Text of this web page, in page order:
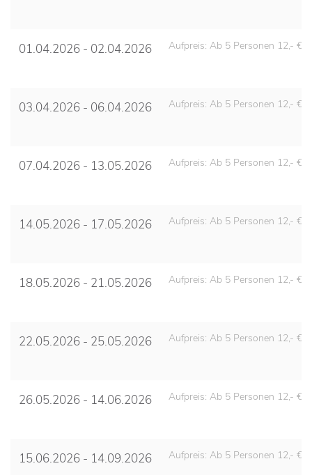
01.04.2026 - 02.04.2026 Aufpreis: Ab 5 Personen 12,- €
03.04.2026 - 06.04.2026 Aufpreis: Ab 5 Personen 12,- €
07.04.2026 - 13.05.2026 Aufpreis: Ab 5 Personen 12,- €
14.05.2026 - 17.05.2026 Aufpreis: Ab 5 Personen 12,- €
18.05.2026 - 21.05.2026 Aufpreis: Ab 5 Personen 12,- €
22.05.2026 - 25.05.2026 Aufpreis: Ab 5 Personen 12,- €
26.05.2026 - 14.06.2026 Aufpreis: Ab 5 Personen 12,- €
15.06.2026 - 14.09.2026 Aufpreis: Ab 5 Personen 12,- €